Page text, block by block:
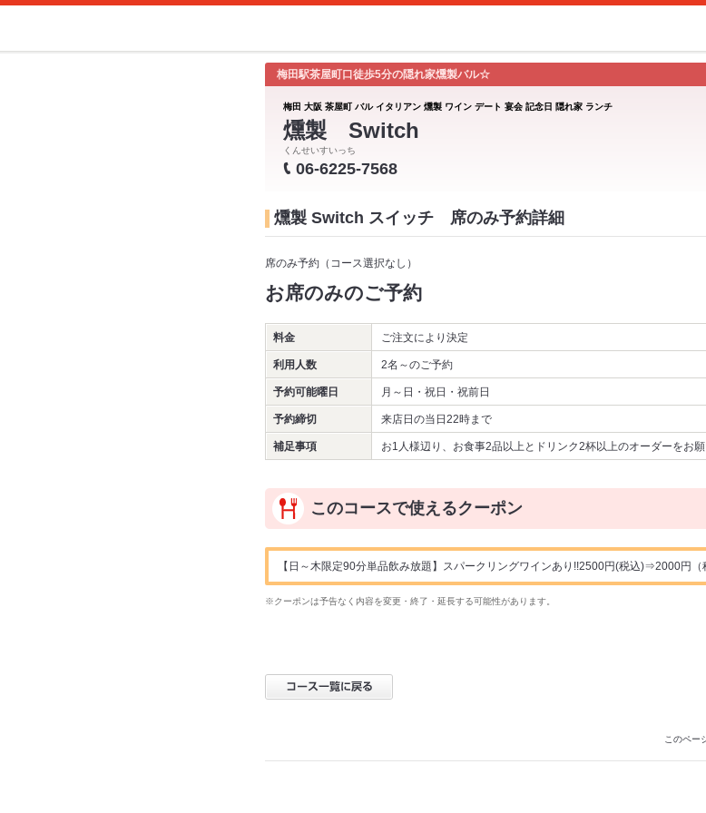
梅田駅茶屋町口徒歩5分の隠れ家燻製バル☆
梅田 大阪 茶屋町 バル イタリアン 燻製 ワイン デート 宴会 記念日 隠れ家 ランチ
燻製 Switch
くんせいすいっち
06-6225-7568
燻製 Switch スイッチ 席のみ予約詳細
席のみ予約（コース選択なし）
お席のみのご予約
料金 ご注文により決定
利用人数 2名～のご予約
予約可能曜日 月～日・祝日・祝前日
予約締切 来店日の当日22時まで
補足事項 お1人様辺り、お食事2品以上とドリンク2杯以上のオーダーをお願
このコースで使えるクーポン
【日～木限定90分単品飲み放題】スパークリングワインあり!!2500円(税込)⇒2000円（
※クーポンは予告なく内容を変更・終了・延長する可能性があります。
このペー